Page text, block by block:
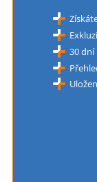
30 dní